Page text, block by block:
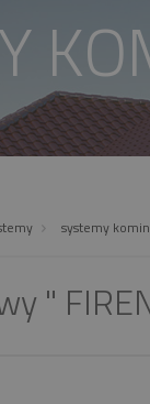
systemy
"